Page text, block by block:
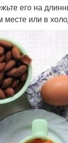
его на
или в